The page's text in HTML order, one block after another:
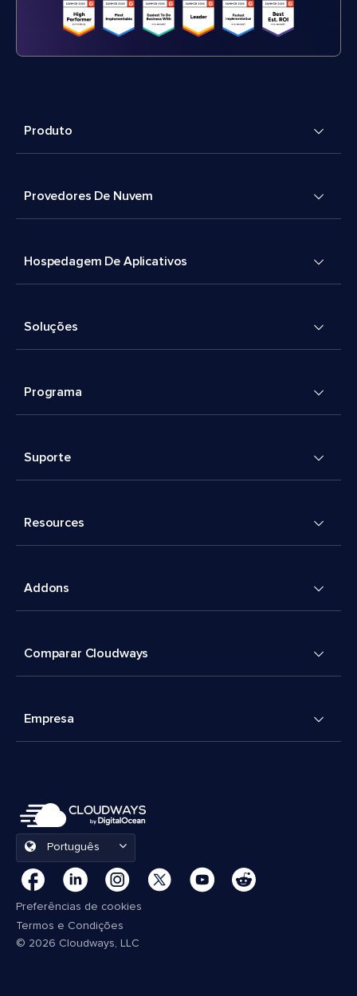
Produto
Provedores De Nuvem
Hospedagem De Aplicativos
Soluções
Programa
Suporte
Resources
Addons
Comparar Cloudways
Empresa
Português
Preferências de cookies
Termos e Condições
© 2026 Cloudways, LLC